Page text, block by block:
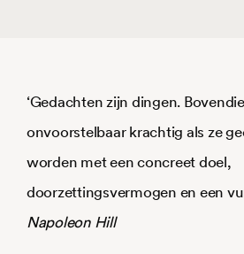
‘Gedachten zijn dingen.
onvoorstelbaar krachtig als ze
worden met een concreet doel,
doorzettingsvermogen en een
Napoleon Hill